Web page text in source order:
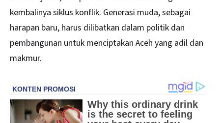
kembalinya siklus konflik. Generasi muda, sebagai
harapan baru, harus dilibatkan dalam politik dan
pembangunan untuk menciptakan Aceh yang adil dan
makmur.